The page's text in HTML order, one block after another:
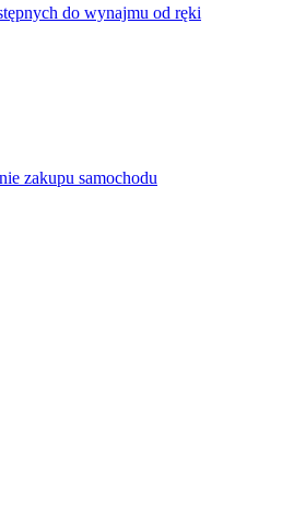
do wynajmu od ręki
zakupu samochodu